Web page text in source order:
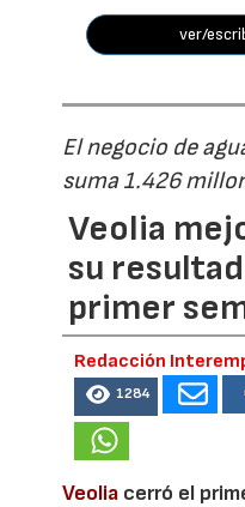
ver/
El negocio de
suma 1.426
Veolia
su
primer
Redacción
1284
Veolia cerró el